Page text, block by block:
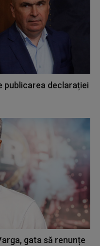
publicarea declarației
gata să renunțe